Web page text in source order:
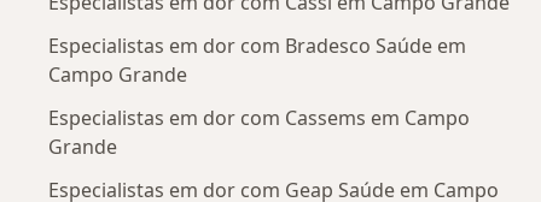
Especialistas em dor com Bradesco Saúde em
Campo Grande
Especialistas em dor com Cassems em Campo
Grande
Especialistas em dor com Geap Saúde em Campo